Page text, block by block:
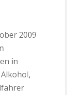
2009
in